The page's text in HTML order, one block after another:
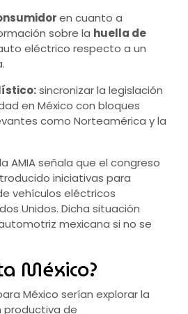
en cuanto a
sobre la huella de
eléctrico respecto a un
sincronizar la legislación
en México con bloques
como Norteamérica y la
AMIA señala que el congreso
iniciativas para
vehículos eléctricos
Unidos. Dicha situación
mexicana si no se
México?
México serían explorar la
productiva de